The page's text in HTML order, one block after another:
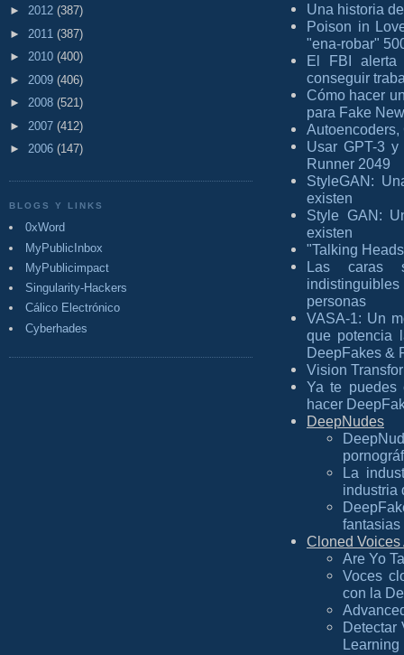
► 2012 (387)
► 2011 (387)
► 2010 (400)
► 2009 (406)
► 2008 (521)
► 2007 (412)
► 2006 (147)
BLOGS Y LINKS
0xWord
MyPublicInbox
MyPublicimpact
Singularity-Hackers
Cálico Electrónico
Cyberhades
Una historia
Poison in
"ena-robar"
El FBI alerta
conseguir
Cómo hacer
para Fake
Autoencoders,
Usar GPT-3
Runner 2049
StyleGAN:
existen
Style GAN:
existen
"Talking
Las caras
personas
VASA-1: Un
que potencia
DeepFakes &
Vision
Ya te puedes
hacer
DeepNudes
La
industria
Cloned Voices
Are Yo
Voces
con la
Detectar
Learning